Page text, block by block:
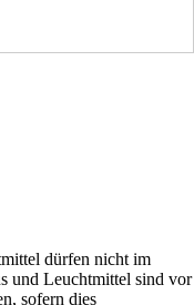
dürfen nicht im
und Leuchtmittel sind vor
sofern dies